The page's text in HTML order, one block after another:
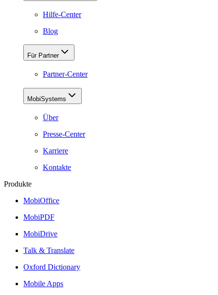
Hilfe-Center
Blog
Für Partner
Partner-Center
MobiSystems
Über
Presse-Center
Karriere
Kontakte
Produkte
MobiOffice
MobiPDF
MobiDrive
Talk & Translate
Oxford Dictionary
Mobile Apps